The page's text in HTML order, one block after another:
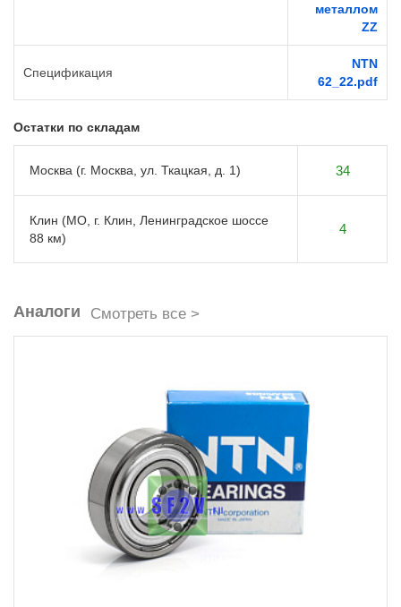
металлом
ZZ
Спецификация
NTN
62_22.pdf
Остатки по складам
Москва (г. Москва, ул. Ткацкая, д. 1) 34
Клин (МО, г. Клин, Ленинградское шоссе
88 км)
4
Аналоги Смотреть все >